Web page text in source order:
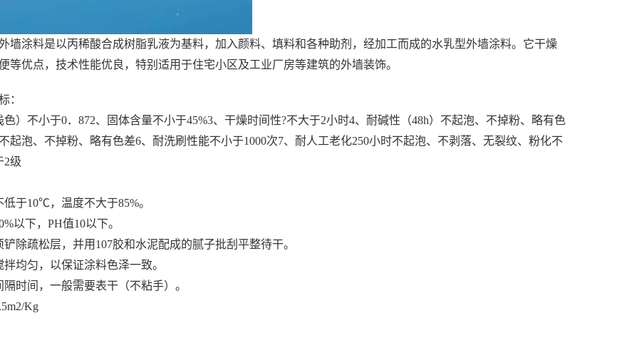
墙涂料是以丙稀酸合成树脂乳液为基料，加入颜料、填料和各种助剂，经加工而成的水乳型外墙涂料。它干燥
等优点，技术性能优良，特别适用于住宅小区及工业厂房等建筑的外墙装饰。
：
）不小于0．872、固体含量不小于45%3、干燥时间性?不大于2小时4、耐碱性（48h）不起泡、不掉粉、略有色
起泡、不掉粉、略有色差6、耐洗刷性能不小于1000次7、耐人工老化250小时不起泡、不剥落、无裂纹、粉化不
2级
于10℃，温度不大于85%。
以下，PH值10以下。
除疏松层，并用107胶和水泥配成的腻子批刮平整待干。
均匀，以保证涂料色泽一致。
时间，一般需要表干（不粘手）。
Kg